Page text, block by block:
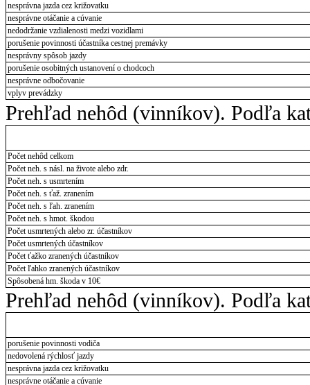
nesprávna jazda cez križovatku
nesprávne otáčanie a cúvanie
nedodržanie vzdialenosti medzi vozidlami
porušenie povinnosti účastníka cestnej premávky
nesprávny spôsob jazdy
porušenie osobitných ustanovení o chodcoch
nesprávne odbočovanie
vplyv prevádzky
Prehľad nehôd (vinníkov). Podľa
Počet nehôd celkom
Počet neh. s násl. na živote alebo zdr.
Počet neh. s usmrtením
Počet neh. s ťaž. zranením
Počet neh. s ľah. zranením
Počet neh. s hmot. škodou
Počet usmrtených alebo zr. účastníkov
Počet usmrtených účastníkov
Počet ťažko zranených účastníkov
Počet ľahko zranených účastníkov
Spôsobená hm. škoda v 10€
Prehľad nehôd (vinníkov). Podľa
porušenie povinnosti vodiča
nedovolená rýchlosť jazdy
nesprávna jazda cez križovatku
nesprávne otáčanie a cúvanie